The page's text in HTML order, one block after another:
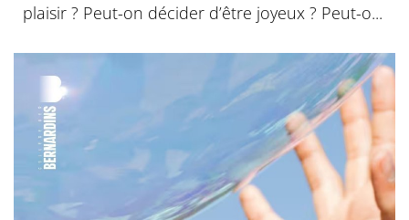
plaisir ? Peut-on décider d’être joyeux ? Peut-o...